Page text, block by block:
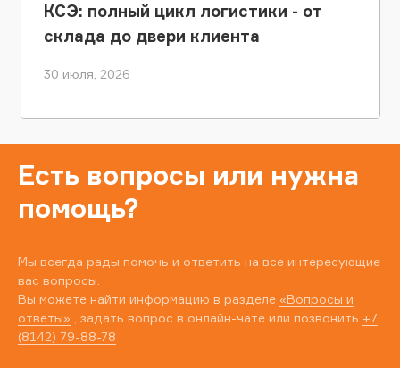
КСЭ: полный цикл логистики - от
склада до двери клиента
30 июля, 2026
Есть вопросы или нужна
помощь?
Мы всегда рады помочь и ответить на все интересующие
вас вопросы.
Вы можете найти информацию в разделе «Вопросы и
ответы» , задать вопрос в онлайн-чате или позвонить +7
(8142) 79-88-78